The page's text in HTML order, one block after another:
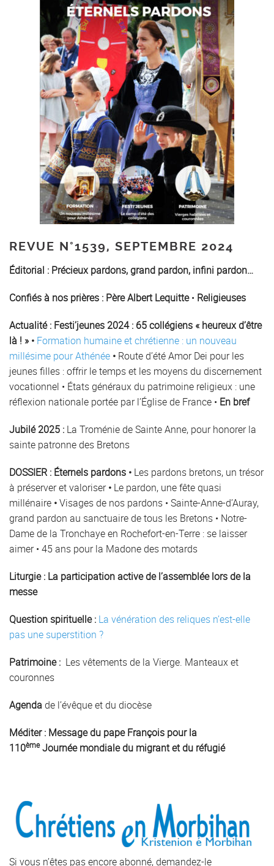
REVUE N°1539, SEPTEMBRE 2024
Éditorial : Précieux pardons, grand pardon, infini pardon…
Confiés à nos prières : Père Albert Lequitte• Religieuses
Actualité : Festi’jeunes 2024 : 65 collégiens « heureux d’être
là ! » • Formation humaine et chrétienne : un nouveau
millésime pour Athénée • Route d’été Amor Dei pour les
jeunes filles : offrir le temps et les moyens du discernement
vocationnel • États généraux du patrimoine religieux : une
réflexion nationale portée par l’Église de France • En bref
Jubilé 2025 : La Troménie de Sainte Anne, pour honorer la
sainte patronne des Bretons
DOSSIER : Éternels pardons • Les pardons bretons, un trésor
à préserver et valoriser • Le pardon, une fête quasi
millénaire •Visages de nos pardons • Sainte-Anne-d’Auray,
grand pardon au sanctuaire de tous les Bretons • Notre-
Dame de la Tronchaye en Rochefort-en-Terre : se laisser
aimer • 45 ans pour la Madone des motards
Liturgie : La participation active de l’assemblée lors de la
messe
Question spirituelle : La vénération des reliques n’est-elle
pas une superstition ?
Patrimoine : Les vêtements de la Vierge. Manteaux et
couronnes
Agendade l’évêque et du diocèse
Méditer : Message du pape François pour la
110èmeJournée mondiale du migrant et du réfugié
Si vous n’êtes pas encore abonné, demandez-le